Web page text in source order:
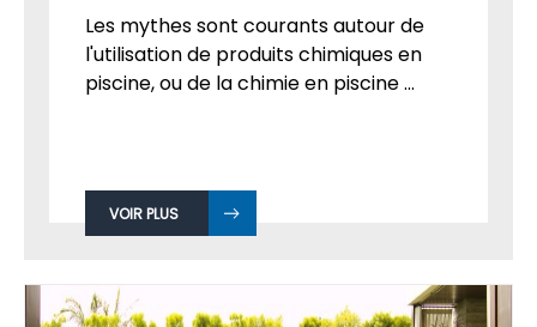
Les mythes sont courants autour de
l'utilisation de produits chimiques en
piscine, ou de la chimie en piscine ...
VOIR PLUS